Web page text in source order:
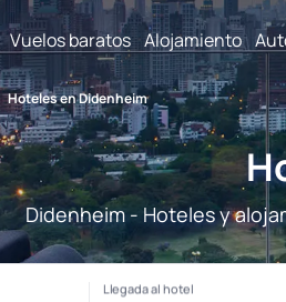
Vuelos baratos Alojamiento
Hoteles en Didenheim
Didenheim - Hoteles y